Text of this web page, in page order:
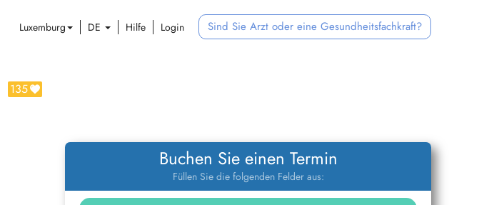
Luxemburg DE Hilfe Login Sind Sie Arzt oder eine Gesundheitsfachkraft?
135
Buchen Sie einen Termin
Füllen Sie die folgenden Felder aus: